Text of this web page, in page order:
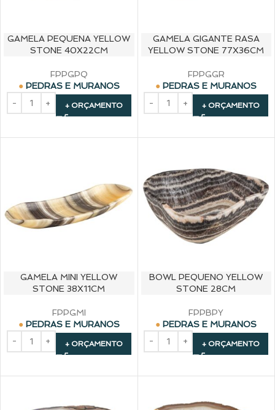
GAMELA PEQUENA YELLOW
STONE 40X22CM
FPPGPQ
PEDRAS E MURANOS
+ ORÇAMENTO
GAMELA GIGANTE RASA
YELLOW STONE 77X36CM
FPPGGR
PEDRAS E MURANOS
+ ORÇAMENTO
GAMELA MINI YELLOW
STONE 38X11CM
FPPGMI
PEDRAS E MURANOS
+ ORÇAMENTO
BOWL PEQUENO YELLOW
STONE 28CM
FPPBPY
PEDRAS E MURANOS
+ ORÇAMENTO